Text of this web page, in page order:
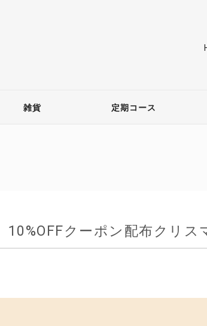
雑貨 定期コース
10%OFFクーポン配布クリ